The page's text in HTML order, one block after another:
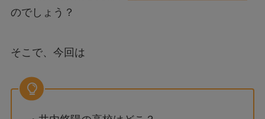
のでしょう？
そこで、今回は